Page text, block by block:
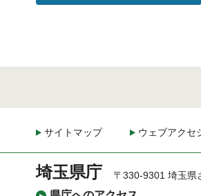
サイトマップ ウェブアクセ
埼玉県庁 〒330-9301 埼玉県